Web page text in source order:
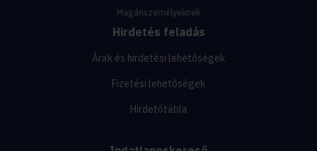
Magánszemélyeknek
Hirdetés feladás
Árak és hirdetési lehetőségek
Fizetési lehetőségek
Hirdetőtábla